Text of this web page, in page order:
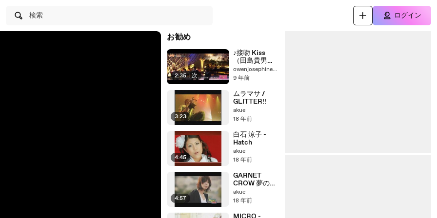
検索 ログイン
お勧め
2:35 | 次
♪接吻 Kiss
（田島貴男ｘ
徳永英明）
owenjosephine8213
9 年前
3:23
ムラマサ /
GLITTER!!
akue
18 年前
4:45
白石 涼子 -
Hatch
akue
18 年前
4:57
GARNET
CROW 夢のひ
とつ
akue
18 年前